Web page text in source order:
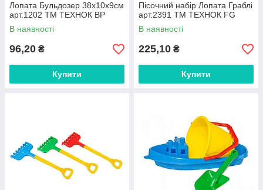
Лопата Бульдозер 38x10x9см
арт.1202 ТМ ТЕХНОК BP
В наявності
96,20 ₴
Купити
Пісочний набір Лопата Граблі
арт.2391 ТМ ТЕХНОК FG
В наявності
225,10 ₴
Купити